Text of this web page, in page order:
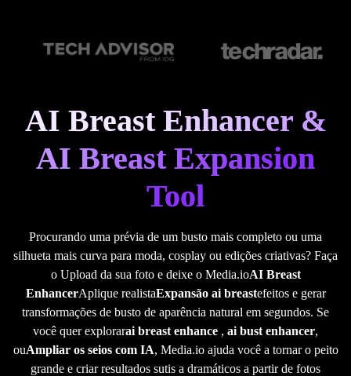
AI Breast Enhancer &
AI Breast Expansion
Tool
Procurando uma prévia de um busto mais completo ou uma
silhueta mais curva para moda, cosplay ou edições criativas? Faça
o Upload da sua foto e deixe o Media.ioAI Breast
EnhancerAplique realistaExpansão ai breastefeitos e gerar
transformações de busto de aparência natural em segundos. Se
você quer explorarai breast enhance , ai bust enhancer,
ouAmpliar os seios com IA, Media.io ajuda você a tornar o peito
grande e criar resultados sutis a dramáticos a partir de fotos